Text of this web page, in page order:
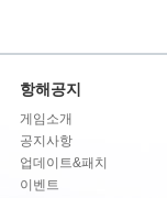
항해공지
게임소개
공지사항
업데이트&패치
이벤트